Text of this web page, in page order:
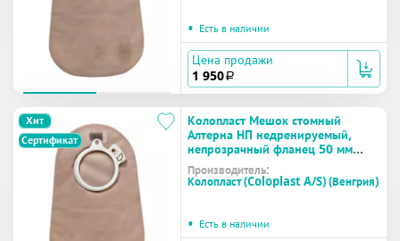
• Есть в наличии
Цена продажи
1 950 a
Хит
Сертификат
Колопласт Мешок стомный
Алтерна НП недренируемый,
непрозрачный фланец 50 мм
(17601) №30
Производитель:
Колопласт (Coloplast A/S) (Венгрия)
• Есть в наличии